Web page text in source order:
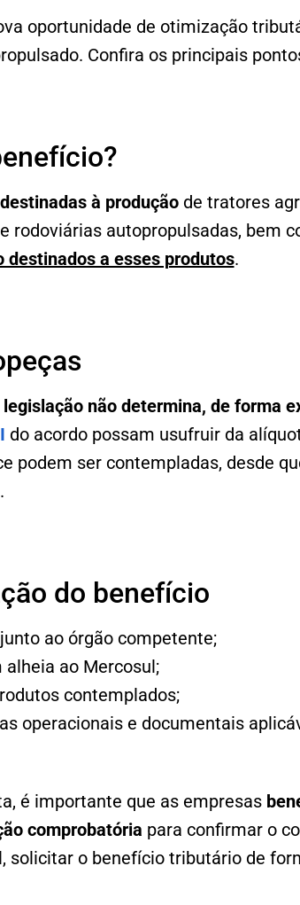
oportunidade de otimização
Confira os principais
à produçãode tratores
rodoviárias autopropulsadas, bem
destinados a esses produtos.
legislação não determina, de forma
do acordo possam usufruir da
podem ser contempladas, desde
do benefício
ao órgão competente;
ao Mercosul;
contemplados;
operacionais e documentais
é importante que as empresas
comprobatória para confirmar o
solicitar o benefício tributário de